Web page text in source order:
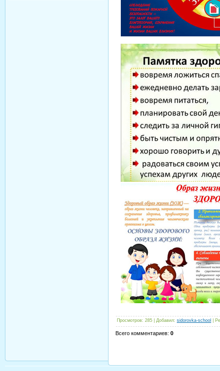
Просмотров: 285 Добавил: sidorovka-school
Всего комментариев: 0